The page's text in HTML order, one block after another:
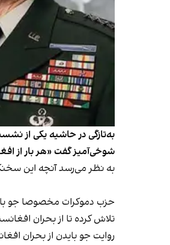
به‌تازگی در حاشیه‌ یکی از
شوخی‌آمیز گفت «هر بار از
به نظر می‌رسد آنچه این
حزب دموکرات مخصوصا جو
تلاش کرده تا از بحران
روایت جو بایدن از بحران